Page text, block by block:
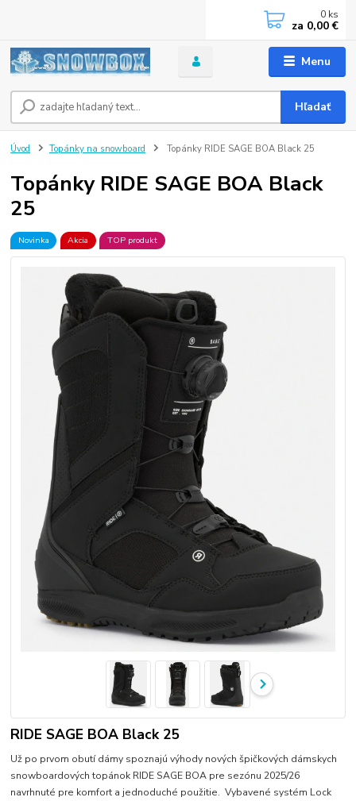
Menu
Hľadať
0 ks
za 0,00 €
Úvod Topánky na snowboard Topánky RIDE SAGE BOA Black 25
Topánky RIDE SAGE BOA Black
25
Novinka Akcia TOP produkt
RIDE SAGE BOA Black 25
Už po prvom obutí dámy spoznajú výhody nových špičkových dámskych
snowboardových topánok RIDE SAGE BOA pre sezónu 2025/26
navrhnuté pre komfort a jednoduché použitie. Vybavené systém Lock